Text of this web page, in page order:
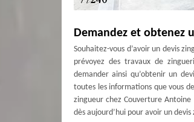
Demandez et obtenez
Souhaitez-vous d’avoir un devis
prévoyez des travaux de
demander ainsi qu’obtenir un
toutes les informations que vous
zingueur chez Couverture
dès aujourd’hui pour avoir un devis